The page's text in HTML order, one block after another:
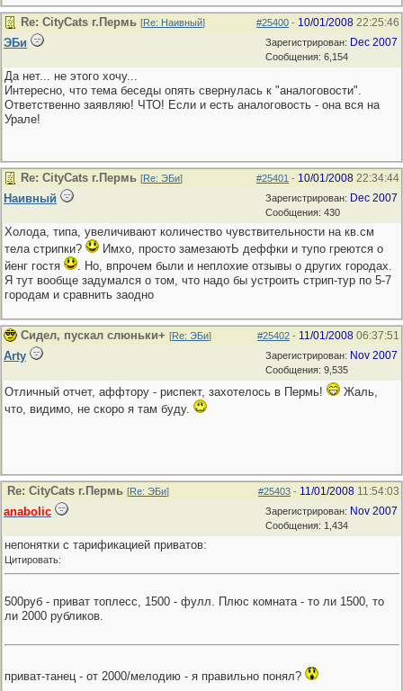
#25400 - 10/01/2008 22:25:46
Re: CityCats г.Пермь [Re: Наивный]
Зарегистрирован: Dec 2007
Сообщения: 6,154
ЭБи
Да нет... не этого хочу...
Интересно, что тема беседы опять свернулась к "аналоговости".
Ответственно заявляю! ЧТО! Если и есть аналоговость - она вся на
Урале!
#25401 - 10/01/2008 22:34:44
Re: CityCats г.Пермь [Re: ЭБи]
Зарегистрирован: Dec 2007
Сообщения: 430
Наивный
Холода, типа, увеличивают количество чувствительности на кв.см
тела стрипки?
Имхо, просто замезаютЬ деффки и тупо греются о
йенг гостя
. Но, впрочем были и неплохие отзывы о других городах.
Я тут вообще задумался о том, что надо бы устроить стрип-тур по 5-7
городам и сравнить заодно
#25402 - 11/01/2008 06:37:51
Сидел, пускал слюньки+ [Re: ЭБи]
Зарегистрирован: Nov 2007
Сообщения: 9,535
Arty
Отличный отчет, аффтору - риспект, захотелось в Пермь!
Жаль,
что, видимо, не скоро я там буду.
#25403 - 11/01/2008 11:54:03
Re: CityCats г.Пермь [Re: ЭБи]
Зарегистрирован: Nov 2007
Сообщения: 1,434
anabolic
непонятки с тарификацией приватов:
Цитировать:
500руб - приват топлесс, 1500 - фулл. Плюс комната - то ли 1500, то
ли 2000 рубликов.
приват-танец - от 2000/мелодию - я правильно понял?